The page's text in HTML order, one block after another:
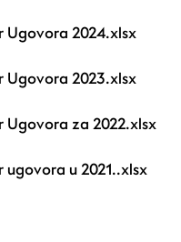
Ugovora 2024.xlsx
Ugovora 2023.xlsx
Ugovora za 2022.xlsx
ugovora u 2021..xlsx